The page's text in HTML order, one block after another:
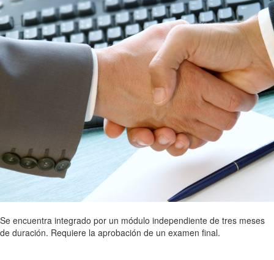
Se encuentra integrado por un módulo independiente de tres meses
de duración. Requiere la aprobación de un examen final.